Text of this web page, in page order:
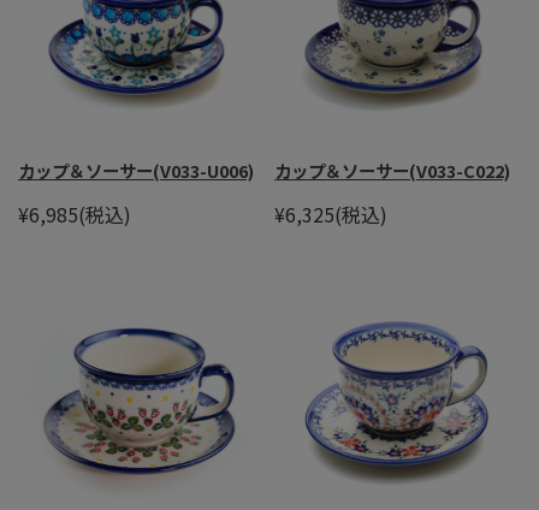
カップ＆ソーサー(V033-U006)
¥6,985(税込)
カップ＆ソーサー(V033-C022)
¥6,325(税込)